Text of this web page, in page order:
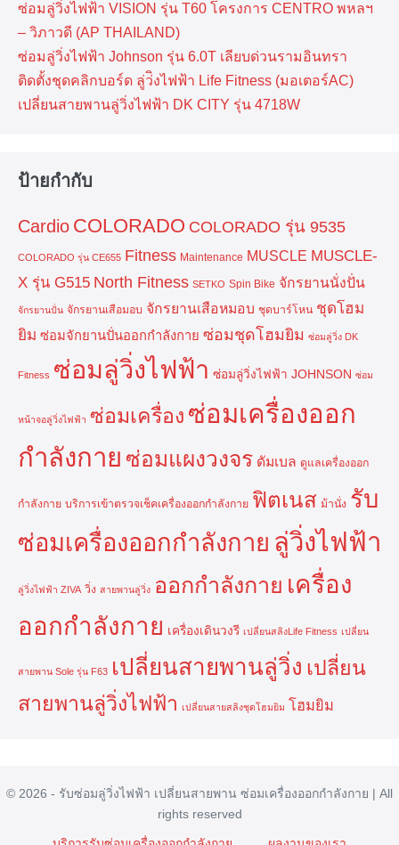
ซ่อมลู่วิ่งไฟฟ้า VISION รุ่น T60 โครงการ CENTRO พหลฯ
– วิภาวดี (AP THAILAND)
ซ่อมลู่วิ่งไฟฟ้า Johnson รุ่น 6.0T เลียบด่วนรามอินทรา
ติดตั้งชุดคลิกบอร์ด ลู่ว่ิงไฟฟ้า Life Fitness (มอเตอร์AC)
เปลี่ยนสายพานลู่วิ่งไฟฟ้า DK CITY รุ่น 4718W
ป้ายกำกับ
Cardio COLORADO COLORADO รุ่น 9535
COLORADO รุ่น CE655 Fitness Maintenance MUSCLE MUSCLE-
X รุ่น G515 North Fitness SETKO Spin Bike จักรยานนั่งปั่น
จักรยานปั่น จักรยานเสือมอบ จักรยานเสือหมอบ ชุดบาร์โหน ชุดโฮม
ยิม ซ่อมจักยานปั่นออกกำลังกาย ซ่อมชุดโฮมยิม ซ่อมลู่วิ่ง DK
Fitness ซ่อมลู่วิ่งไฟฟ้า ซ่อมลู่วิ่งไฟฟ้า JOHNSON ซ่อม
หน้าจอลู่วิ่งไฟฟ้า ซ่อมเครื่อง ซ่อมเครื่องออก
กำลังกาย ซ่อมแผงวงจร ดัมเบล ดูแลเครื่องออก
กำลังกาย บริการเข้าตรวจเช็คเครื่องออกกำลังกาย ฟิตเนส ม้านั่ง รับ
ซ่อมเครื่องออกกำลังกาย ลู่วิ่งไฟฟ้า
ลู่วิ่งไฟฟ้า ZIVA วิ่ง สายพานลู่วิ่ง ออกกำลังกาย เครื่อง
ออกกำลังกาย เครื่องเดินวงรี เปลี่ยนสลิงLife Fitness เปลี่ยน
สายพาน Sole รุ่น F63 เปลี่ยนสายพานลู่วิ่ง เปลี่ยน
สายพานลู่วิ่งไฟฟ้า เปลี่ยนสายสลิงชุดโฮมยิม โฮมยิม
© 2026 - รับซ่อมลู่วิ่งไฟฟ้า เปลี่ยนสายพาน ซ่อมเครื่องออกกำลังกาย | All
rights reserved